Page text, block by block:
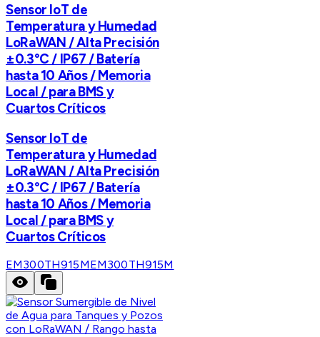
Sensor IoT de
Temperatura y Humedad
LoRaWAN / Alta Precisión
±0.3°C / IP67 / Batería
hasta 10 Años / Memoria
Local / para BMS y
Cuartos Críticos
Sensor IoT de
Temperatura y Humedad
LoRaWAN / Alta Precisión
±0.3°C / IP67 / Batería
hasta 10 Años / Memoria
Local / para BMS y
Cuartos Críticos
EM300TH915MEM300TH915M